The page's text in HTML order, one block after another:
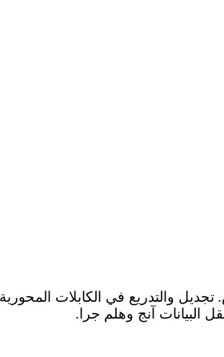
تجديل والتدريع في الكابلات
البيانات آنج وهلم جرا.